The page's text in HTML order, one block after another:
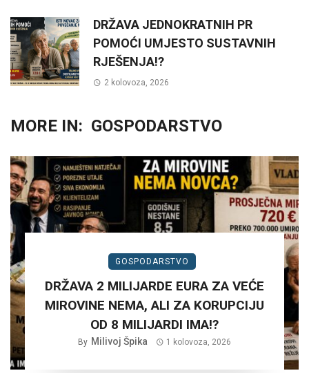
DRŽAVA JEDNOKRATNIH PR
POMOĆI UMJESTO SUSTAVNIH
RJEŠENJA!?
2 kolovoza, 2026
MORE IN: GOSPODARSTVO
GOSPODARSTVO
DRŽAVA 2 MILIJARDE EURA ZA VEĆE
MIROVINE NEMA, ALI ZA KORUPCIJU
OD 8 MILIJARDI IMA!?
By Milivoj Špika 1 kolovoza, 2026